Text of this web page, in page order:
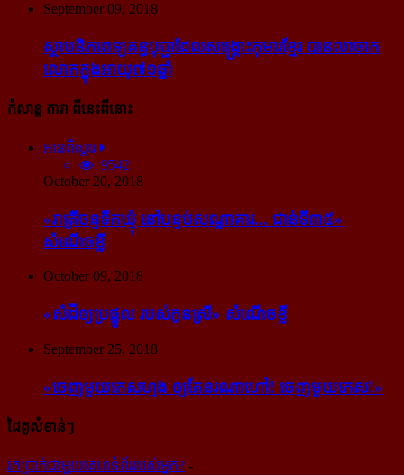
September 09, 2018
ស្ថាបនិក​ពេទ្យ​គន្ធបុប្ផា​ដែល​សង្គ្រោះ​កុមារ​ខ្មែរ​ បាន​លាចាក​
លោក​ក្នុង​អាយុ​៧១ឆ្នាំ
កំសាន្ដ តារា ពីនេះពីនោះ
អានពិស្ដារ
9542
October 20, 2018
«រាត្រីចន្ទទឹកឃ្មុំ នៅបន្ទប់សណ្ឋាគារ... ជាន់ទី៣៥»
សំណើចខ្លី
October 09, 2018
«សំដី​ឲ្យ​ប្រផ្នូល របស់​កូនស្រី» សំណើចខ្លី
September 25, 2018
«ចេញ​មួយ​កេស​ហ្មង ឲ្យ​តែ​នរណា​ហៅ! ចេញ​មួយ​កេស!»
ដៃគូសំខាន់ៗ
រក​​ប្រាក់​​ជា​​មួយ​​គេហទំព័រ​​របស់​​អ្នក? -